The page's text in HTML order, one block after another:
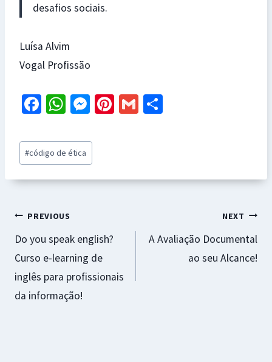
desafios sociais.
Luísa Alvim
Vogal Profissão
Fa
b
o
o
W
at
sA
p
M
se
n
ge
Pi
t
G
Post
Tags:
#código de ética
Navegação
de
artigos
PREVIOUS
Do you speak english?
Curso e-learning de
inglês para profissionais
da informação!
NEXT
A Avaliação Documental
ao seu Alcance!